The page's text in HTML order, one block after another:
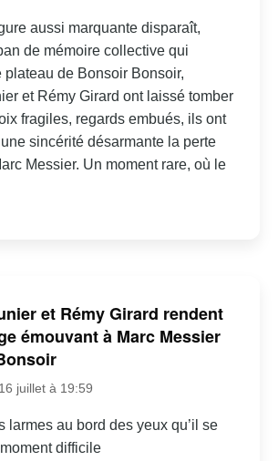
aussi marquante disparaît,
de mémoire collective qui
plateau de Bonsoir Bonsoir,
et Rémy Girard ont laissé tomber
fragiles, regards embués, ils ont
sincérité désarmante la perte
Messier. Un moment rare, où le
et Rémy Girard rendent
émouvant à Marc Messier
juillet à 19:59
larmes au bord des yeux qu’il se
difficile